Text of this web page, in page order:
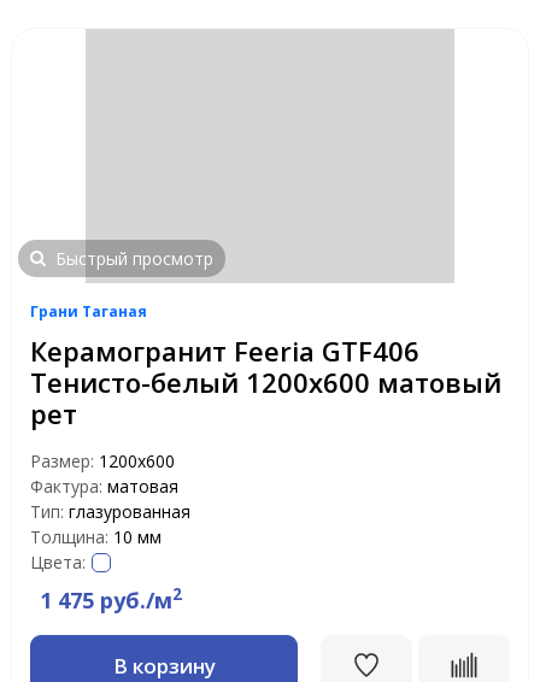
Быстрый просмотр
Грани Таганая
Керамогранит Feeria GTF406
Тенисто-белый 1200х600 матовый
рет
Размер: 1200х600
Фактура: матовая
Тип: глазурованная
Толщина: 10 мм
Цвета:
1 475 руб./м2
В корзину